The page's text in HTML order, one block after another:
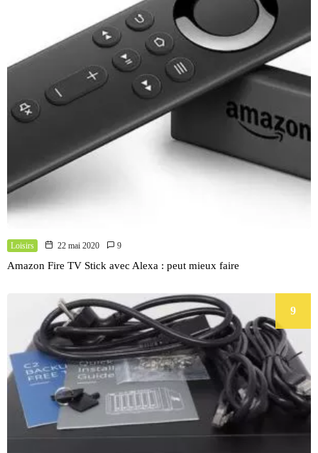
Loisirs 22 mai 2020 9
Amazon Fire TV Stick avec Alexa : peut mieux faire
9